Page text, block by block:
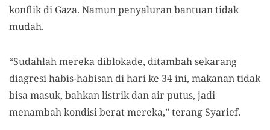
konflik di Gaza. Namun penyaluran bantuan tidak
mudah.
“Sudahlah mereka diblokade, ditambah sekarang
diagresi habis-habisan di hari ke 34 ini, makanan tidak
bisa masuk, bahkan listrik dan air putus, jadi
menambah kondisi berat mereka,” terang Syarief.